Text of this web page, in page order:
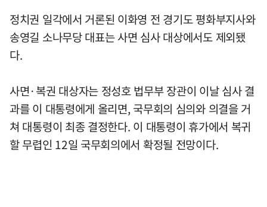
정치권 일각에서 거론된 이화영 전 경기도 평화부지사와
송영길 소나무당 대표는 사면 심사 대상에서도 제외됐
다.
사면·복권 대상자는 정성호 법무부 장관이 이날 심사 결
과를 이 대통령에게 올리면, 국무회의 심의와 의결을 거
쳐 대통령이 최종 결정한다. 이 대통령이 휴가에서 복귀
할 무렵인 12일 국무회의에서 확정될 전망이다.